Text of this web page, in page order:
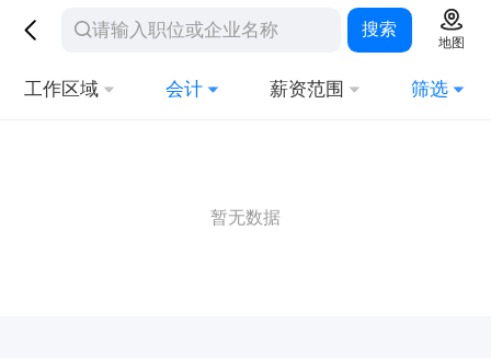
搜索
地图
工作区域 会计 薪资范围 筛选
暂无数据